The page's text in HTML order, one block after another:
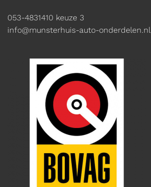
053-4831410 keuze 3
info@munsterhuis-auto-onderdelen.nl